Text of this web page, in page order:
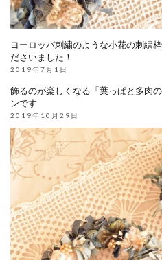
ヨーロッパ刺繍のような小花の刺繍
ださいました！
2019年7月1日
飾るのが楽しくなる「葉っぱと多肉
ンです
2019年10月29日